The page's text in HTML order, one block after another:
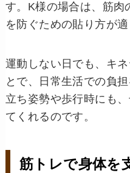
す。K様の場合は、筋肉
を防ぐための貼り方が適
運動しない日でも、キ
とで、日常生活での負
立ち姿勢や歩行時にも
てくれるのです。
筋トレで身体を